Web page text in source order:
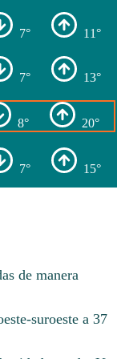
7° 11°
7° 13°
8° 20°
7° 15°
de manera
suroeste a 37